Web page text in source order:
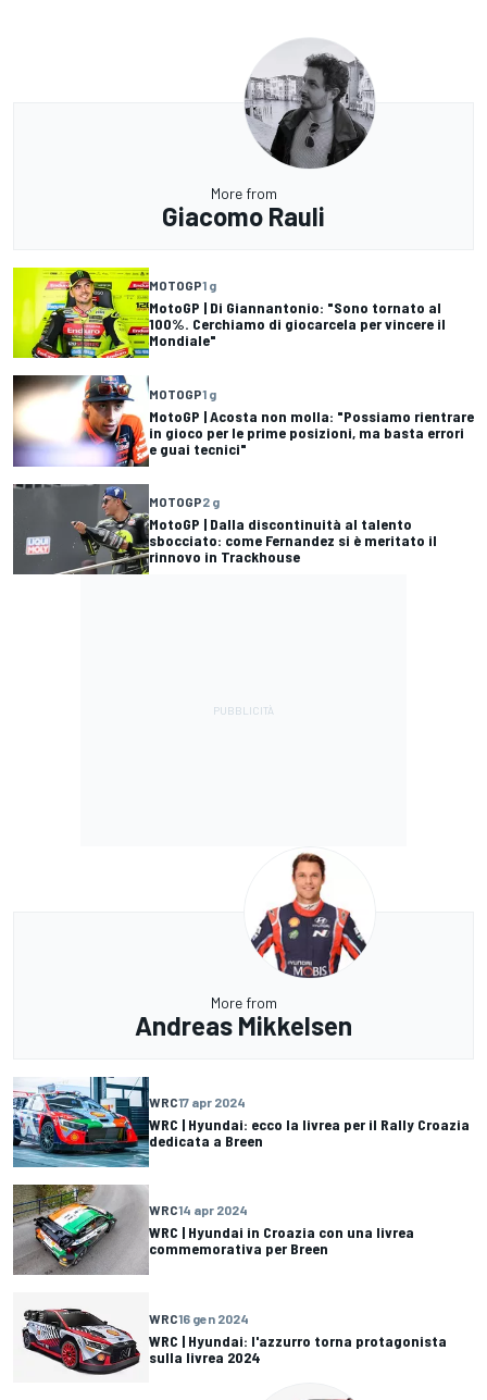
More from
Giacomo Rauli
MOTOGP1 g
MotoGP | Di Giannantonio: "Sono tornato al
100%. Cerchiamo di giocarcela per vincere il
Mondiale"
MOTOGP1 g
MotoGP | Acosta non molla: "Possiamo rientrare
in gioco per le prime posizioni, ma basta errori
e guai tecnici"
MOTOGP2 g
MotoGP | Dalla discontinuità al talento
sbocciato: come Fernandez si è meritato il
rinnovo in Trackhouse
More from
Andreas Mikkelsen
WRC17 apr 2024
WRC | Hyundai: ecco la livrea per il Rally Croazia
dedicata a Breen
WRC14 apr 2024
WRC | Hyundai in Croazia con una livrea
commemorativa per Breen
WRC16 gen 2024
WRC | Hyundai: l'azzurro torna protagonista
sulla livrea 2024